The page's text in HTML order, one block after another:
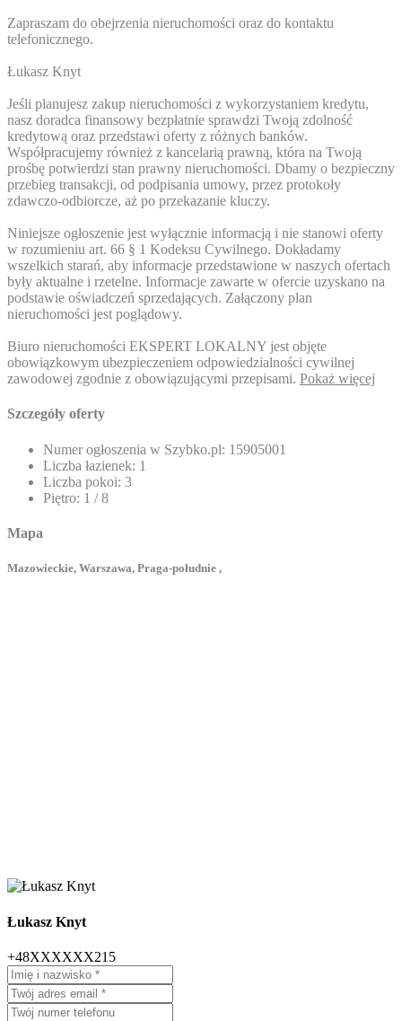
Zapraszam do obejrzenia nieruchomości oraz do kontaktu
telefonicznego.
Łukasz Knyt
Jeśli planujesz zakup nieruchomości z wykorzystaniem kredytu,
nasz doradca finansowy bezpłatnie sprawdzi Twoją zdolność
kredytową oraz przedstawi oferty z różnych banków.
Współpracujemy również z kancelarią prawną, która na Twoją
prośbę potwierdzi stan prawny nieruchomości. Dbamy o bezpieczny
przebieg transakcji, od podpisania umowy, przez protokoły
zdawczo-odbiorcze, aż po przekazanie kluczy.
Niniejsze ogłoszenie jest wyłącznie informacją i nie stanowi oferty
w rozumieniu art. 66 § 1 Kodeksu Cywilnego. Dokładamy
wszelkich starań, aby informacje przedstawione w naszych ofertach
były aktualne i rzetelne. Informacje zawarte w ofercie uzyskano na
podstawie oświadczeń sprzedających. Załączony plan
nieruchomości jest poglądowy.
Biuro nieruchomości EKSPERT LOKALNY jest objęte
obowiązkowym ubezpieczeniem odpowiedzialności cywilnej
zawodowej zgodnie z obowiązującymi przepisami. Pokaż więcej
Szczegóły oferty
Numer ogłoszenia w Szybko.pl: 15905001
Liczba łazienek: 1
Liczba pokoi: 3
Piętro: 1 / 8
Mapa
Mazowieckie, Warszawa, Praga-południe ,
Łukasz Knyt
+48XXXXXX215